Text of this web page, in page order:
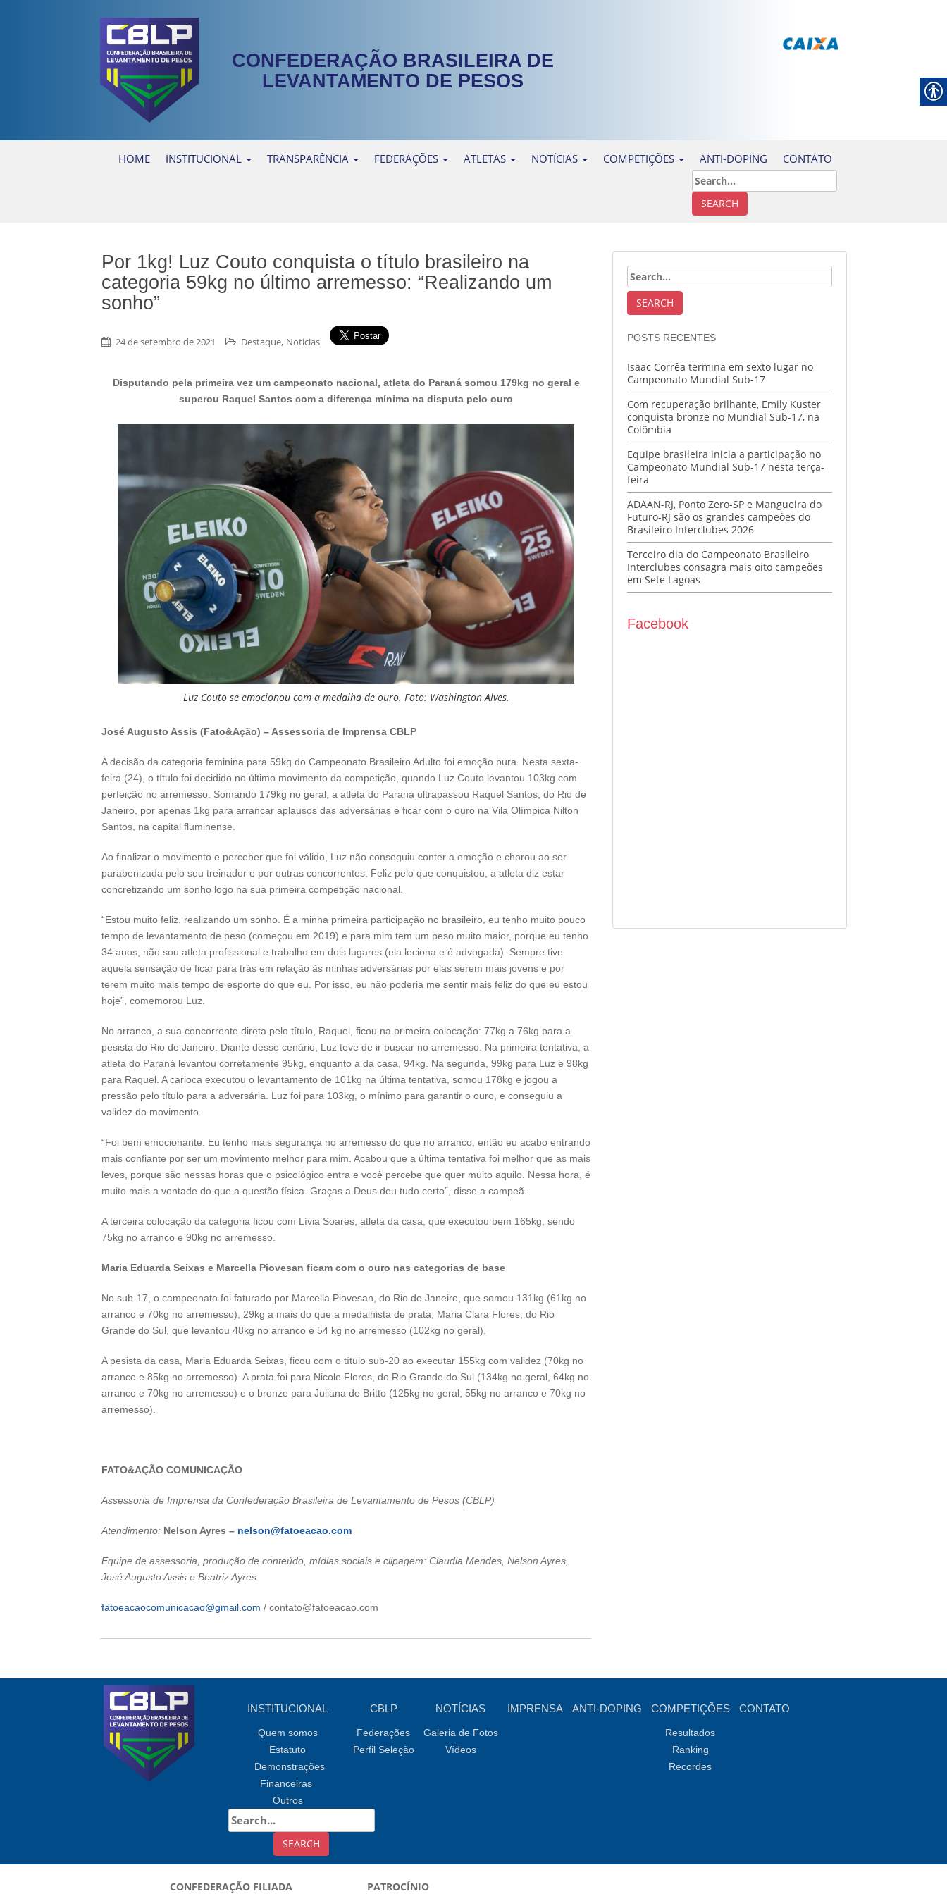
CONFEDERAÇÃO BRASILEIRA DE
LEVANTAMENTO DE PESOS
HOME INSTITUCIONAL TRANSPARÊNCIA FEDERAÇÕES ATLETAS NOTÍCIAS COMPETIÇÕES ANTI-DOPING CONTATO
Por 1kg! Luz Couto conquista o título brasileiro na
categoria 59kg no último arremesso: “Realizando um
sonho”
24 de setembro de 2021 Destaque, Noticias
Disputando pela primeira vez um campeonato nacional, atleta do Paraná somou 179kg no geral e
superou Raquel Santos com a diferença mínima na disputa pelo ouro
Luz Couto se emocionou com a medalha de ouro. Foto: Washington Alves.
José Augusto Assis (Fato&Ação) – Assessoria de Imprensa CBLP
A decisão da categoria feminina para 59kg do Campeonato Brasileiro Adulto foi emoção pura. Nesta sexta-
feira (24), o título foi decidido no último movimento da competição, quando Luz Couto levantou 103kg com
perfeição no arremesso. Somando 179kg no geral, a atleta do Paraná ultrapassou Raquel Santos, do Rio de
Janeiro, por apenas 1kg para arrancar aplausos das adversárias e ficar com o ouro na Vila Olímpica Nilton
Santos, na capital fluminense.
Ao finalizar o movimento e perceber que foi válido, Luz não conseguiu conter a emoção e chorou ao ser
parabenizada pelo seu treinador e por outras concorrentes. Feliz pelo que conquistou, a atleta diz estar
concretizando um sonho logo na sua primeira competição nacional.
“Estou muito feliz, realizando um sonho. É a minha primeira participação no brasileiro, eu tenho muito pouco
tempo de levantamento de peso (começou em 2019) e para mim tem um peso muito maior, porque eu tenho
34 anos, não sou atleta profissional e trabalho em dois lugares (ela leciona e é advogada). Sempre tive
aquela sensação de ficar para trás em relação às minhas adversárias por elas serem mais jovens e por
terem muito mais tempo de esporte do que eu. Por isso, eu não poderia me sentir mais feliz do que eu estou
hoje”, comemorou Luz.
No arranco, a sua concorrente direta pelo título, Raquel, ficou na primeira colocação: 77kg a 76kg para a
pesista do Rio de Janeiro. Diante desse cenário, Luz teve de ir buscar no arremesso. Na primeira tentativa, a
atleta do Paraná levantou corretamente 95kg, enquanto a da casa, 94kg. Na segunda, 99kg para Luz e 98kg
para Raquel. A carioca executou o levantamento de 101kg na última tentativa, somou 178kg e jogou a
pressão pelo título para a adversária. Luz foi para 103kg, o mínimo para garantir o ouro, e conseguiu a
validez do movimento.
“Foi bem emocionante. Eu tenho mais segurança no arremesso do que no arranco, então eu acabo entrando
mais confiante por ser um movimento melhor para mim. Acabou que a última tentativa foi melhor que as mais
leves, porque são nessas horas que o psicológico entra e você percebe que quer muito aquilo. Nessa hora, é
muito mais a vontade do que a questão física. Graças a Deus deu tudo certo”, disse a campeã.
A terceira colocação da categoria ficou com Lívia Soares, atleta da casa, que executou bem 165kg, sendo
75kg no arranco e 90kg no arremesso.
Maria Eduarda Seixas e Marcella Piovesan ficam com o ouro nas categorias de base
No sub-17, o campeonato foi faturado por Marcella Piovesan, do Rio de Janeiro, que somou 131kg (61kg no
arranco e 70kg no arremesso), 29kg a mais do que a medalhista de prata, Maria Clara Flores, do Rio
Grande do Sul, que levantou 48kg no arranco e 54 kg no arremesso (102kg no geral).
A pesista da casa, Maria Eduarda Seixas, ficou com o título sub-20 ao executar 155kg com validez (70kg no
arranco e 85kg no arremesso). A prata foi para Nicole Flores, do Rio Grande do Sul (134kg no geral, 64kg no
arranco e 70kg no arremesso) e o bronze para Juliana de Britto (125kg no geral, 55kg no arranco e 70kg no
arremesso).
FATO&AÇÃO COMUNICAÇÃO
Assessoria de Imprensa da Confederação Brasileira de Levantamento de Pesos (CBLP)
Atendimento: Nelson Ayres – nelson@fatoeacao.com
Equipe de assessoria, produção de conteúdo, mídias sociais e clipagem: Claudia Mendes, Nelson Ayres,
José Augusto Assis e Beatriz Ayres
fatoeacaocomunicacao@gmail.com / contato@fatoeacao.com
POSTS RECENTES
Isaac Corrêa termina em sexto lugar no
Campeonato Mundial Sub-17
Com recuperação brilhante, Emily Kuster
conquista bronze no Mundial Sub-17, na
Colômbia
Equipe brasileira inicia a participação no
Campeonato Mundial Sub-17 nesta terça-
feira
ADAAN-RJ, Ponto Zero-SP e Mangueira do
Futuro-RJ são os grandes campeões do
Brasileiro Interclubes 2026
Terceiro dia do Campeonato Brasileiro
Interclubes consagra mais oito campeões
em Sete Lagoas
Facebook
INSTITUCIONAL
Quem somos
Estatuto
Demonstrações
Financeiras
Outros
CBLP
Federações
Perfil Seleção
NOTÍCIAS
Galeria de Fotos
Vídeos
IMPRENSA ANTI-DOPING COMPETIÇÕES
Resultados
Ranking
Recordes
CONTATO
CONFEDERAÇÃO FILIADA PATROCÍNIO